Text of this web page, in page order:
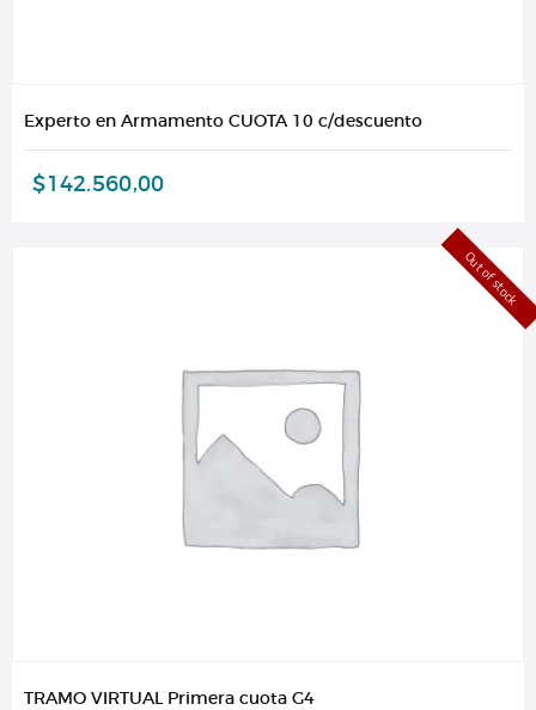
Experto en Armamento CUOTA 10 c/descuento
$142.560,00
Out of stock
TRAMO VIRTUAL Primera cuota G4